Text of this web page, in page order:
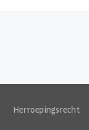
Herroepingsrecht